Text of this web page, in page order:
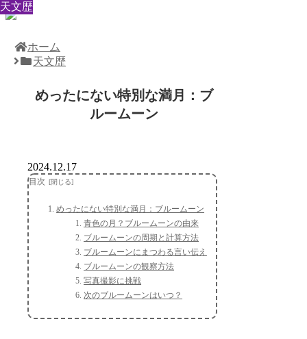
ホーム
天文歴
めったにない特別な満月：ブ
ルームーン
天文歴
2024.12.17
目次
めったにない特別な満月：ブルームーン
青色の月？ブルームーンの由来
ブルームーンの周期と計算方法
ブルームーンにまつわる言い伝え
ブルームーンの観察方法
写真撮影に挑戦
次のブルームーンはいつ？
天文歴
天文歴
天文歴
天文歴
天文歴
天文歴
天文歴
天文歴